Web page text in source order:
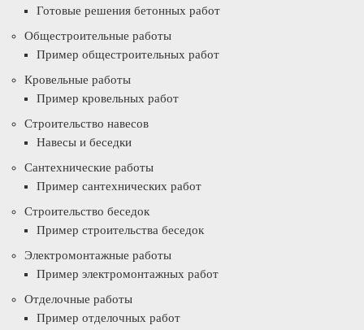
Готовые решения бетонных работ
Общестроительные работы
Пример общестроительных работ
Кровельные работы
Пример кровельных работ
Строительство навесов
Навесы и беседки
Сантехнические работы
Пример сантехнических работ
Строительство беседок
Пример строительства беседок
Электромонтажные работы
Пример электромонтажных работ
Отделочные работы
Пример отделочных работ